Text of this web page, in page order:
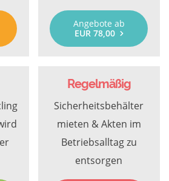
Angebote ab
EUR 78,00
Regelmäßig
Sicherheitsbehälter
mieten & Akten im
Betriebsalltag zu
entsorgen